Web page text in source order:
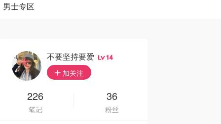
🇦🇺
男士专区
不要坚持要爱 14
加关注
226
笔记
36
粉丝